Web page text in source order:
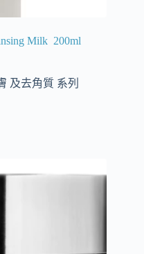
Milk 200ml
及去角質 系列